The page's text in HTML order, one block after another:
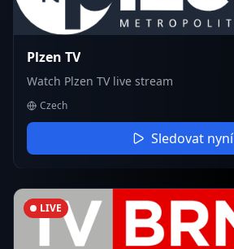
Plzen TV
Watch Plzen TV live stream
Czech
Sledovat nyní
LIVE